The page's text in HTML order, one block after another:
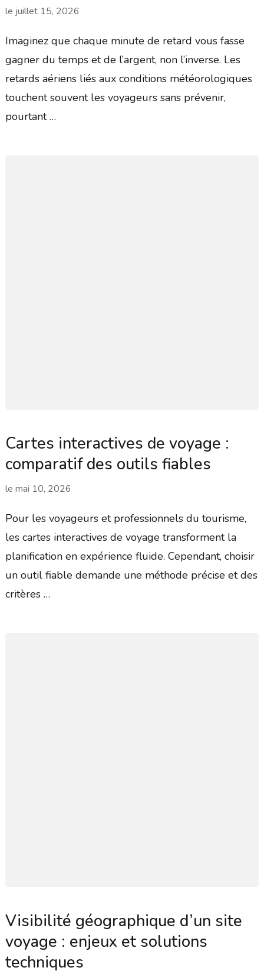
le juillet 15, 2026
Imaginez que chaque minute de retard vous fasse
gagner du temps et de l’argent, non l’inverse. Les
retards aériens liés aux conditions météorologiques
touchent souvent les voyageurs sans prévenir,
pourtant …
Cartes interactives de voyage :
comparatif des outils fiables
le mai 10, 2026
Pour les voyageurs et professionnels du tourisme,
les cartes interactives de voyage transforment la
planification en expérience fluide. Cependant, choisir
un outil fiable demande une méthode précise et des
critères …
Visibilité géographique d’un site
voyage : enjeux et solutions
techniques